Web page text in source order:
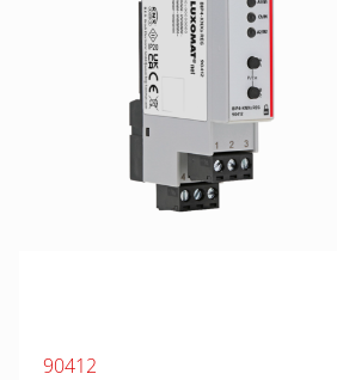
90412